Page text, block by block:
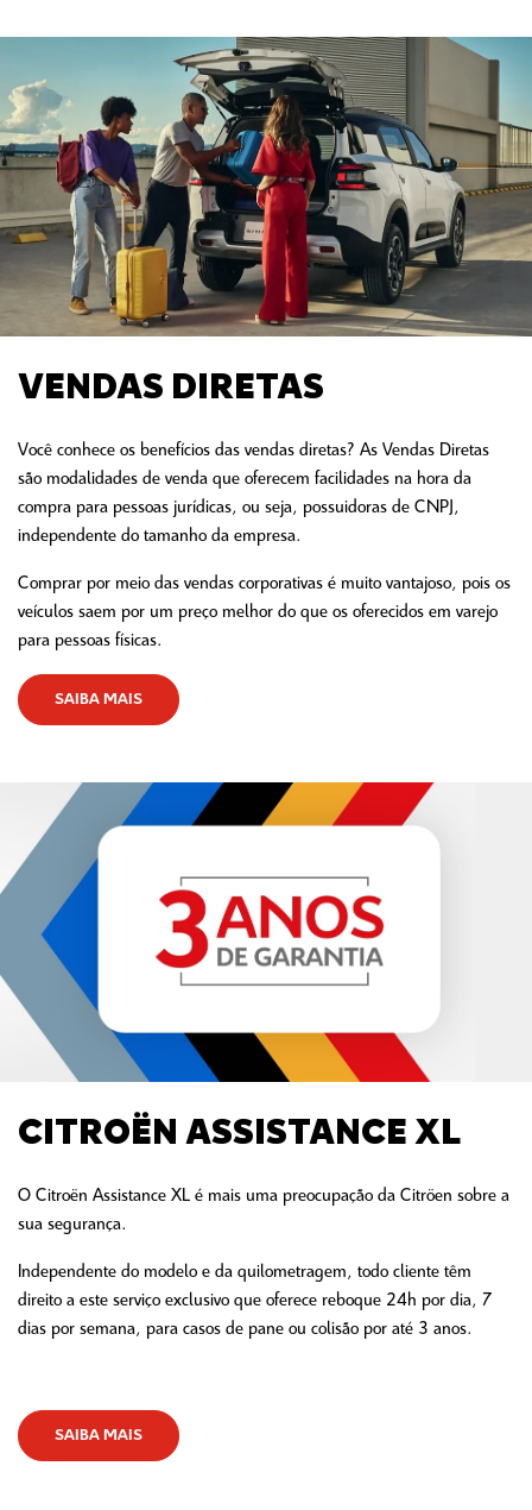
VENDAS DIRETAS
Você conhece os benefícios das vendas diretas? As Vendas Diretas
são modalidades de venda que oferecem facilidades na hora da
compra para pessoas jurídicas, ou seja, possuidoras de CNPJ,
independente do tamanho da empresa.
Comprar por meio das vendas corporativas é muito vantajoso, pois os
veículos saem por um preço melhor do que os oferecidos em varejo
para pessoas físicas.
SAIBA MAIS
CITROËN ASSISTANCE XL
O Citroën Assistance XL é mais uma preocupação da Citröen sobre a
sua segurança.
Independente do modelo e da quilometragem, todo cliente têm
direito a este serviço exclusivo que oferece reboque 24h por dia, 7
dias por semana, para casos de pane ou colisão por até 3 anos.
SAIBA MAIS